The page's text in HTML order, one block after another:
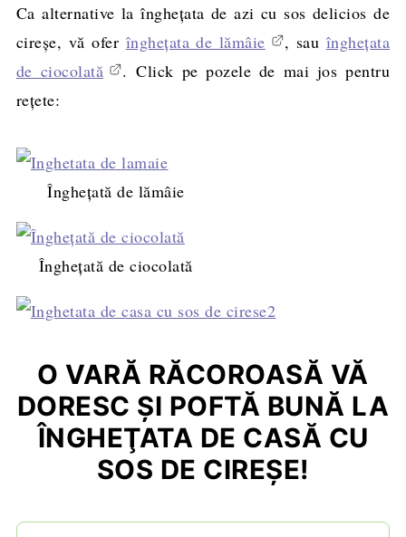
Ca alternative la îngheţata de azi cu sos delicios de
cireşe, vă ofer îngheţata de lămâie , sau îngheţata
de ciocolată
. Click pe pozele de mai jos pentru
reţete:
Îngheţată de lămâie
Îngheţată de ciocolată
O VARĂ RĂCOROASĂ VĂ
DORESC ŞI POFTĂ BUNĂ LA
ÎNGHEŢATA DE CASĂ CU
SOS DE CIREŞE!